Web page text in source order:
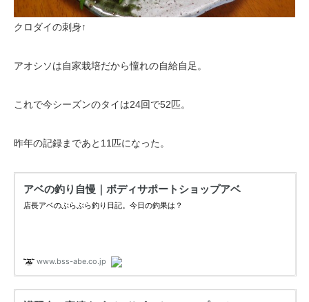
クロダイの刺身↑
アオシソは自家栽培だから憧れの自給自足。
これで今シーズンのタイは24回で52匹。
昨年の記録まであと11匹になった。